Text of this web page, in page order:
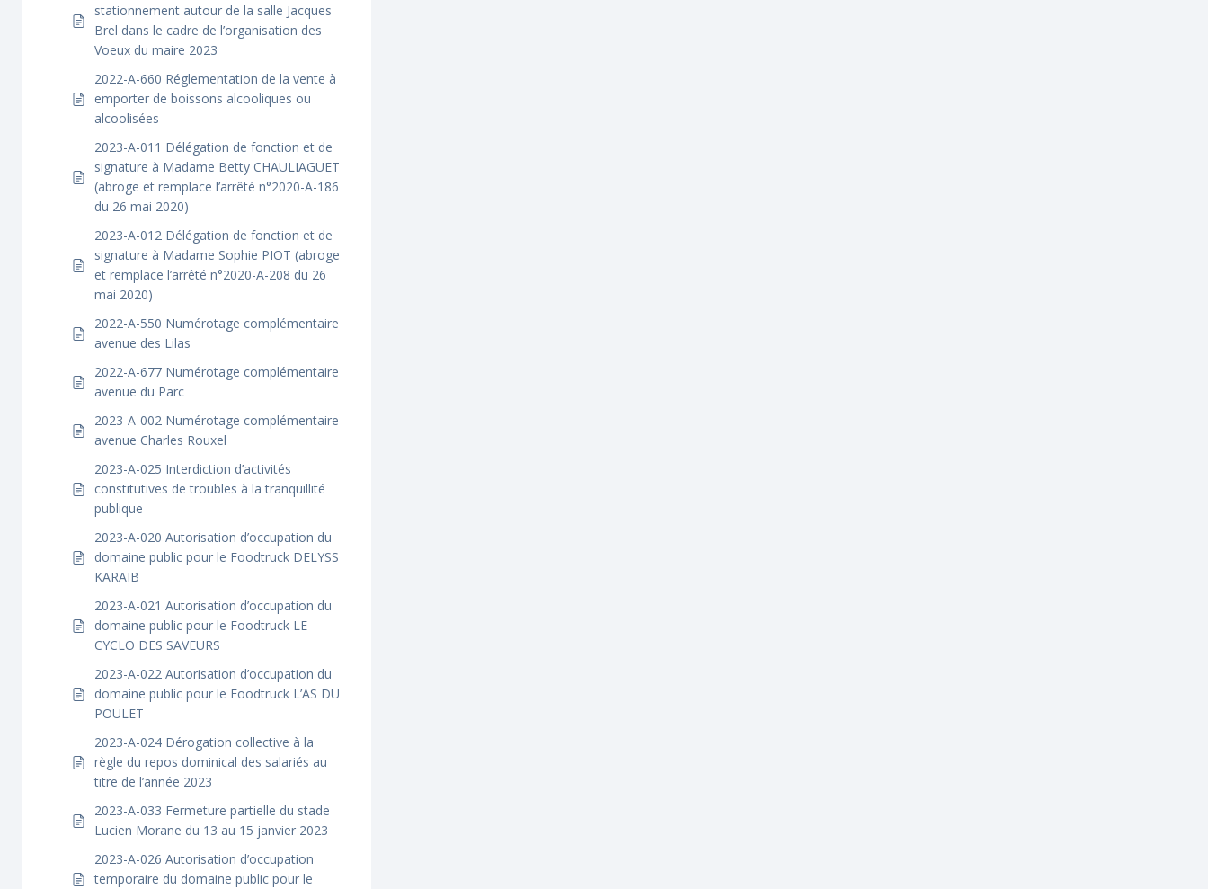
stationnement autour de la salle Jacques
Brel dans le cadre de l’organisation des
Voeux du maire 2023
2022-A-660 Réglementation de la vente à
emporter de boissons alcooliques ou
alcoolisées
2023-A-011 Délégation de fonction et de
signature à Madame Betty CHAULIAGUET
(abroge et remplace l’arrêté n°2020-A-186
du 26 mai 2020)
2023-A-012 Délégation de fonction et de
signature à Madame Sophie PIOT (abroge
et remplace l’arrêté n°2020-A-208 du 26
mai 2020)
2022-A-550 Numérotage complémentaire
avenue des Lilas
2022-A-677 Numérotage complémentaire
avenue du Parc
2023-A-002 Numérotage complémentaire
avenue Charles Rouxel
2023-A-025 Interdiction d’activités
constitutives de troubles à la tranquillité
publique
2023-A-020 Autorisation d’occupation du
domaine public pour le Foodtruck DELYSS
KARAIB
2023-A-021 Autorisation d’occupation du
domaine public pour le Foodtruck LE
CYCLO DES SAVEURS
2023-A-022 Autorisation d’occupation du
domaine public pour le Foodtruck L’AS DU
POULET
2023-A-024 Dérogation collective à la
règle du repos dominical des salariés au
titre de l’année 2023
2023-A-033 Fermeture partielle du stade
Lucien Morane du 13 au 15 janvier 2023
2023-A-026 Autorisation d’occupation
temporaire du domaine public pour le